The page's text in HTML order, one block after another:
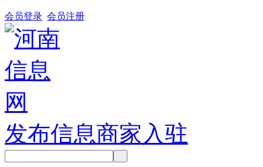
会员登录 会员注册
发布信息商家入驻